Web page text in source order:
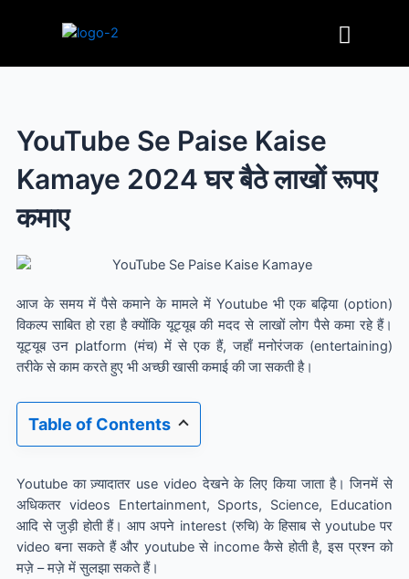
Menu
YouTube Se Paise Kaise
Kamaye 2024 घर बैठे लाखों रूपए
कमाए
आज के समय में पैसे कमाने के मामले में Youtube भी एक बढ़िया (option)
विकल्प साबित हो रहा है क्योंकि यूट्यूब की मदद से लाखों लोग पैसे कमा रहे हैं।
यूट्यूब उन platform (मंच) में से एक हैं, जहाँ मनोरंजक (entertaining)
तरीके से काम करते हुए भी अच्छी खासी कमाई की जा सकती है।
Table of Contents
Youtube का ज़्यादातर use video देखने के लिए किया जाता है। जिनमें से
अधिकतर videos Entertainment, Sports, Science, Education
आदि से जुड़ी होती हैं। आप अपने interest (रुचि) के हिसाब से youtube पर
video बना सकते हैं और youtube से income कैसे होती है, इस प्रश्न को
मज़े – मज़े में सुलझा सकते हैं।